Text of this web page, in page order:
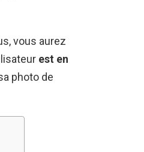
vous aurez
est en
photo de